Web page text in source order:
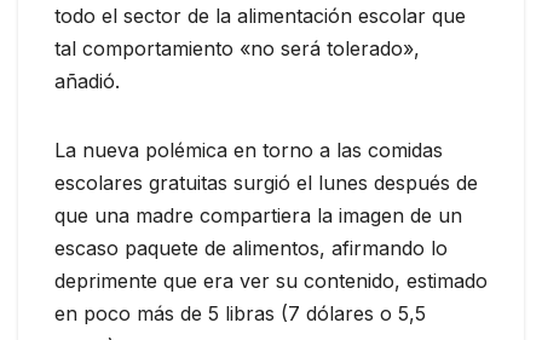
todo el sector de la alimentación escolar que
tal comportamiento «no será tolerado»,
añadió.
La nueva polémica en torno a las comidas
escolares gratuitas surgió el lunes después de
que una madre compartiera la imagen de un
escaso paquete de alimentos, afirmando lo
deprimente que era ver su contenido, estimado
en poco más de 5 libras (7 dólares o 5,5